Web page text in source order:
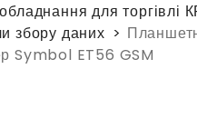
для торгівлі
збору даних
Symbol ET56 GSM